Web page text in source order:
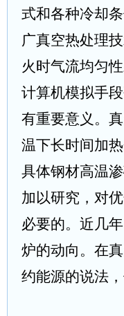
式和各种冷却
广真空热处理
火时气流均匀
计算机模拟手
有重要意义。
温下长时间加
具体钢材高温
加以研究，对
必要的。近几
炉的动向。在
约能源的说法